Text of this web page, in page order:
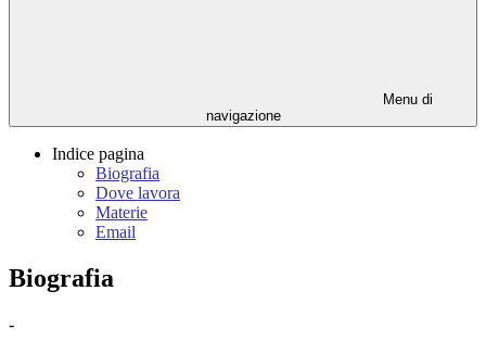
Menu di
navigazione
Indice pagina
Biografia
Dove lavora
Materie
Email
Biografia
-